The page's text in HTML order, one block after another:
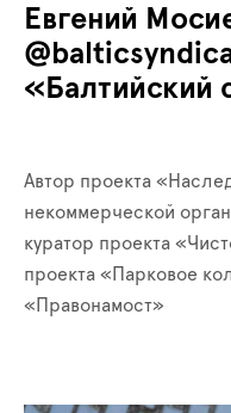
Евгений
«Балтийский
Автор проекта
некоммерческой
куратор проекта
проекта «Парковое
«Правонамост»